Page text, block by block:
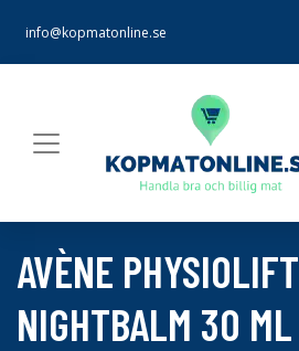
info@kopmatonline.se
AVÈNE PHYSIOLIFT
NIGHTBALM 30 ML